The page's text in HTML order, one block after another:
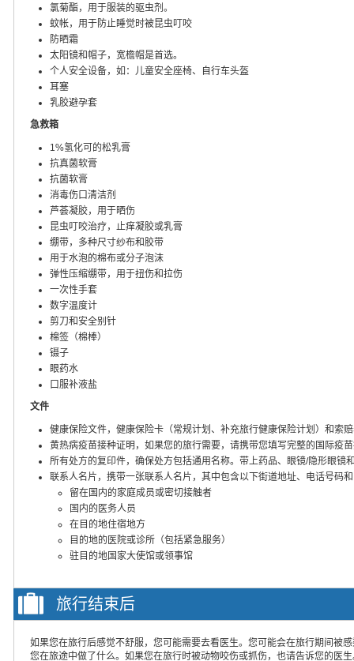
氯菊酯，用于服装的驱虫剂。
蚊帐，用于防止睡觉时被昆虫叮咬
防晒霜
太阳镜和帽子，宽檐帽是首选。
个人安全设备，如：儿童安全座椅、自行车头盔
耳塞
乳胶避孕套
急救箱
1%氢化可的松乳膏
抗真菌软膏
抗菌软膏
消毒伤口清洁剂
芦荟凝胶，用于晒伤
昆虫叮咬治疗，止痒凝胶或乳膏
绷带，多种尺寸纱布和胶带
用于水泡的棉布或分子泡沫
弹性压缩绷带，用于扭伤和拉伤
一次性手套
数字温度计
剪刀和安全别针
棉签（棉棒）
镊子
眼药水
口服补液盐
文件
健康保险文件，健康保险卡（常规计划、补充旅行健康保险计划）和索
黄热病疫苗接种证明，如果您的旅行需要，请携带您填写完整的国际疫
所有处方的复印件，确保处方包括通用名称。带上药品、眼镜/隐形眼镜
联系人名片，携带一张联系人名片，其中包含以下街道地址、电话号码
留在国内的家庭成员或密切接触者
国内的医务人员
在目的地住宿地方
目的地的医院或诊所（包括紧急服务）
驻目的地国家大使馆或领事馆
旅行结束后
如果您在旅行后感觉不舒服，您可能需要去看医生。您可能会在旅行期间被
您在旅途中做了什么。如果您在旅行时被动物咬伤或抓伤，也请告诉您的医